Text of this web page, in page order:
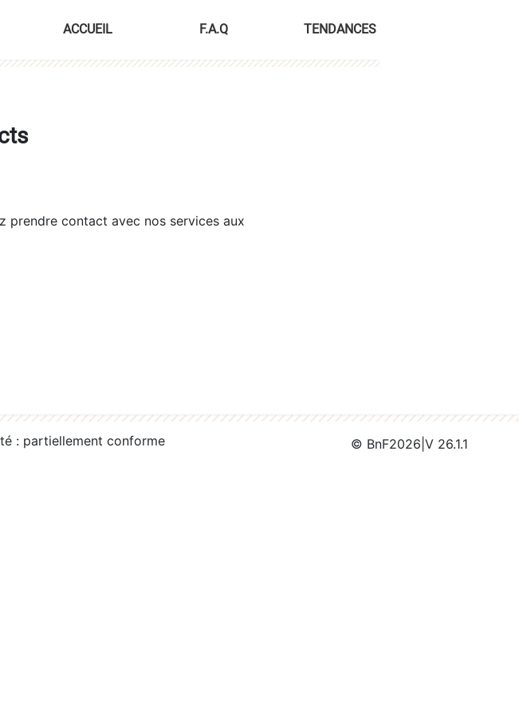
ACCUEIL F.A.Q TENDANCES
prendre contact avec nos services aux
: partiellement conforme © BnF2026 V 26.1.1